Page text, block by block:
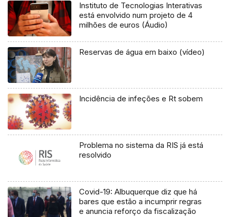
Instituto de Tecnologias Interativas
está envolvido num projeto de 4
milhões de euros (Áudio)
Reservas de água em baixo (vídeo)
Incidência de infeções e Rt sobem
Problema no sistema da RIS já está
resolvido
Covid-19: Albuquerque diz que há
bares que estão a incumprir regras
e anuncia reforço da fiscalização